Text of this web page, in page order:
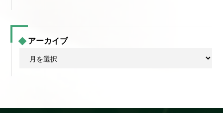
アーカイブ
ブ